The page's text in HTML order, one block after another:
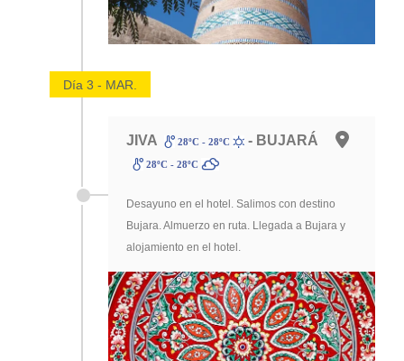
Día 3 - MAR.
JIVA 28ºC - 28ºC - BUJARÁ
28ºC - 28ºC
Desayuno en el hotel. Salimos con destino
Bujara. Almuerzo en ruta. Llegada a Bujara y
alojamiento en el hotel.